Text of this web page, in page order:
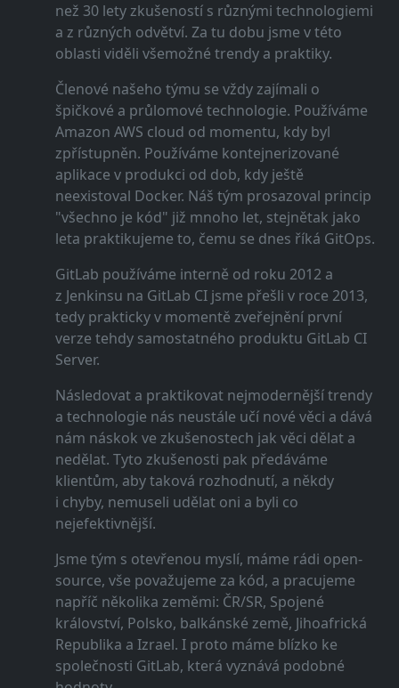
než 30 lety zkušeností s různými technologiemi
a z různých odvětví. Za tu dobu jsme v této
oblasti viděli všemožné trendy a praktiky.
Členové našeho týmu se vždy zajímali o
špičkové a průlomové technologie. Používáme
Amazon AWS cloud od momentu, kdy byl
zpřístupněn. Používáme kontejnerizované
aplikace v produkci od dob, kdy ještě
neexistoval Docker. Náš tým prosazoval princip
"všechno je kód" již mnoho let, stejnětak jako
leta praktikujeme to, čemu se dnes říká GitOps.
GitLab používáme interně od roku 2012 a
z Jenkinsu na GitLab CI jsme přešli v roce 2013,
tedy prakticky v momentě zveřejnění první
verze tehdy samostatného produktu GitLab CI
Server.
Následovat a praktikovat nejmodernější trendy
a technologie nás neustále učí nové věci a dává
nám náskok ve zkušenostech jak věci dělat a
nedělat. Tyto zkušenosti pak předáváme
klientům, aby taková rozhodnutí, a někdy
i chyby, nemuseli udělat oni a byli co
nejefektivnější.
Jsme tým s otevřenou myslí, máme rádi open-
source, vše považujeme za kód, a pracujeme
napříč několika zeměmi: ČR/SR, Spojené
království, Polsko, balkánské země, Jihoafrická
Republika a Izrael. I proto máme blízko ke
společnosti GitLab, která vyznává podobné